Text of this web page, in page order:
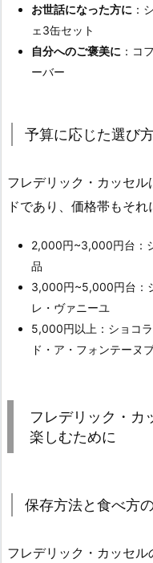
お世話になった方に ：
ェ3缶セット
自分へのご褒美に ：コ
ーバー
予算に応じた選び
フレデリック・カッセ
ドであり、価格帯もそ
2,000円~3,000円台：
品
3,000円~5,000円台：
レ・ヴァニーユ
5,000円以上：ショコ
ド・ア・フォンテーヌ
フレデリック・カ
楽しむために
保存方法と食べ方
フレデリック・カッセ